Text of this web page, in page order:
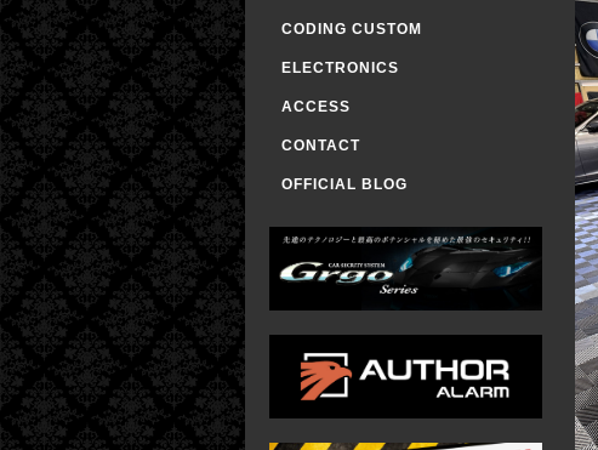
CODING CUSTOM
ELECTRONICS
ACCESS
CONTACT
OFFICIAL BLOG